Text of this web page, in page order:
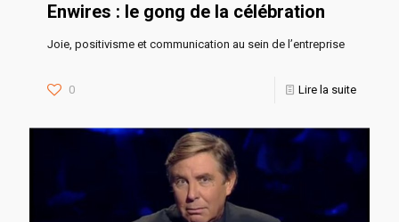
Enwires : le gong de la célébration
Joie, positivisme et communication au sein de l’entreprise
0 Lire la suite